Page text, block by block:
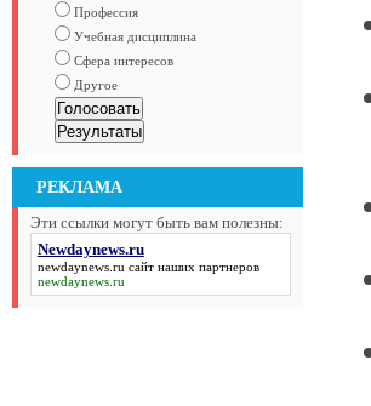
Профессия
Учебная дисциплина
Сфера интересов
Другое
РЕКЛАМА
Эти ссылки могут быть вам полезны:
Newdaynews.ru
newdaynews.ru сайт наших партнеров
newdaynews.ru